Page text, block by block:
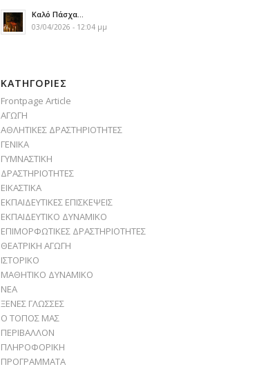
Καλό Πάσχα…
03/04/2026 - 12:04 μμ
KΑΤΗΓΟΡΊΕΣ
Frontpage Article
ΑΓΩΓΗ
ΑΘΛΗΤΙΚΕΣ ΔΡΑΣΤΗΡΙΟΤΗΤΕΣ
ΓΕΝΙΚΑ
ΓΥΜΝΑΣΤΙΚΗ
ΔΡΑΣΤΗΡΙΟΤΗΤΕΣ
ΕΙΚΑΣΤΙΚΑ
ΕΚΠΑΙΔΕΥΤΙΚΕΣ ΕΠΙΣΚΕΨΕΙΣ
ΕΚΠΑΙΔΕΥΤΙΚΟ ΔΥΝΑΜΙΚΟ
ΕΠΙΜΟΡΦΩΤΙΚΕΣ ΔΡΑΣΤΗΡΙΟΤΗΤΕΣ
ΘΕΑΤΡΙΚΗ ΑΓΩΓΗ
ΙΣΤΟΡΙΚΟ
ΜΑΘΗΤΙΚΟ ΔΥΝΑΜΙΚΟ
ΝΕΑ
ΞΕΝΕΣ ΓΛΩΣΣΕΣ
Ο ΤΟΠΟΣ ΜΑΣ
ΠΕΡΙΒΑΛΛΟΝ
ΠΛΗΡΟΦΟΡΙΚΗ
ΠΡΟΓΡΑΜΜΑΤΑ